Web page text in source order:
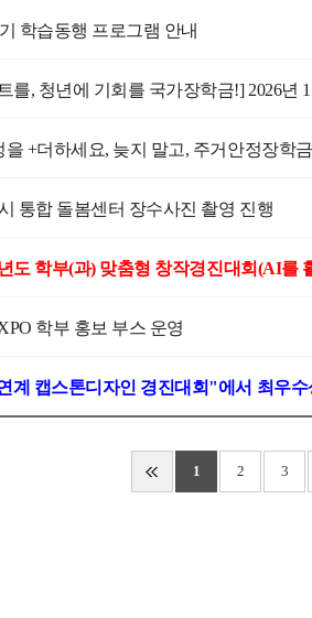
학습동행 프로그램 안내
를, 청년에 기회를 국가장학금!] 2026년
을 +더하세요, 늦지 말고, 주거안정장학
통합 돌봄센터 장수사진 촬영 진행
학부 홍보 부스 운영
계 캡스톤디자인 경진대회"에서 최우수
1 2 3